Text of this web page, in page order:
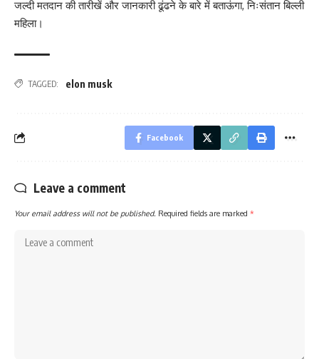
जल्दी मतदान की तारीखें और जानकारी ढूंढने के बारे में बताऊंगा, निःसंतान बिल्ली
महिला।
TAGGED: elon musk
Facebook
Leave a comment
Your email address will not be published. Required fields are marked *